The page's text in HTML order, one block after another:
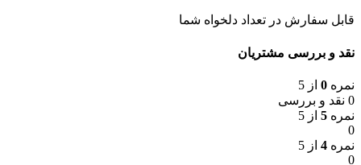
قابل سفارش در تعداد دلخواه شما
نقد و بررسی مشتریان
نمره 0 از 5
0 نقد و بررسی
نمره 5 از 5
0
نمره 4 از 5
0